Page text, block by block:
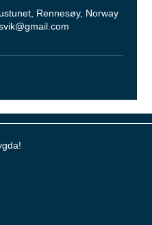
Rennesøy, Norway